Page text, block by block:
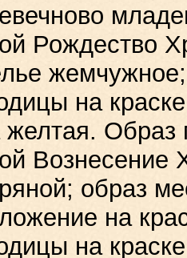
Рождество
на
Образ
Вознесение
образ
на
на